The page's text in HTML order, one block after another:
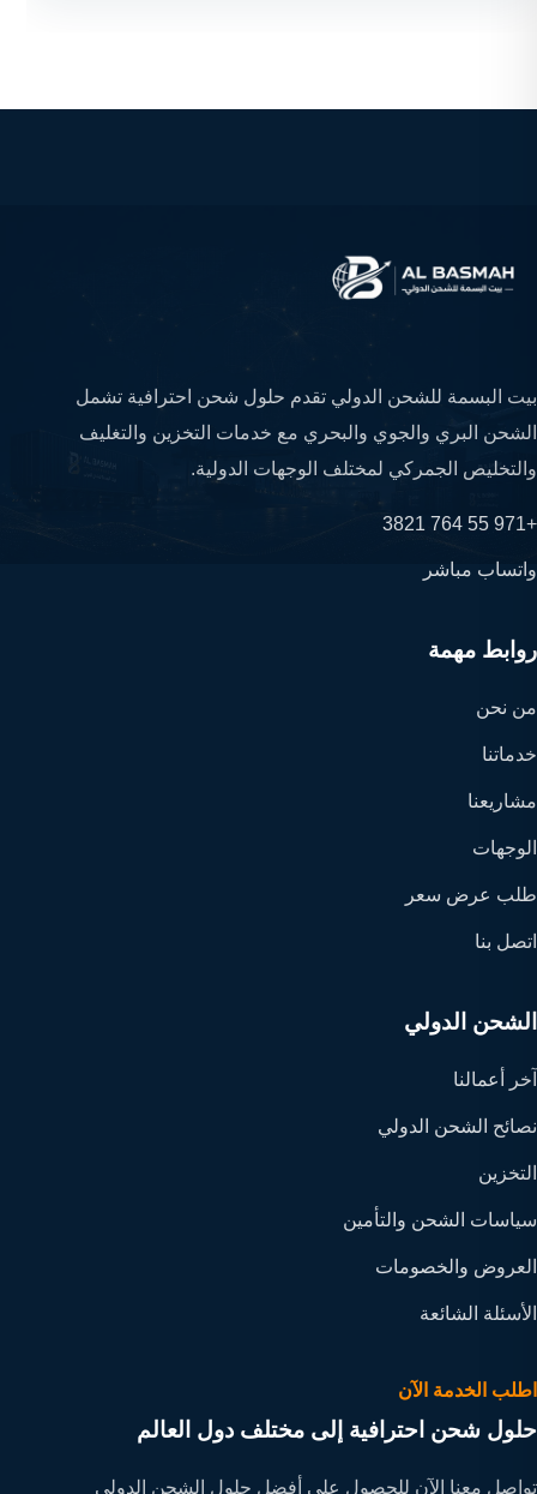
بيت البسمة للشحن الدولي تقدم حلول شحن احترافية تشمل
الشحن البري والجوي والبحري مع خدمات التخزين والتغليف
والتخليص الجمركي لمختلف الوجهات الدولية.
+971 55 764 3821
واتساب مباشر
روابط مهمة
من نحن
خدماتنا
مشاريعنا
الوجهات
طلب عرض سعر
اتصل بنا
الشحن الدولي
آخر أعمالنا
نصائح الشحن الدولي
التخزين
سياسات الشحن والتأمين
العروض والخصومات
الأسئلة الشائعة
اطلب الخدمة الآن
حلول شحن احترافية إلى مختلف دول العالم
تواصل معنا الآن للحصول على أفضل حلول الشحن الدولي